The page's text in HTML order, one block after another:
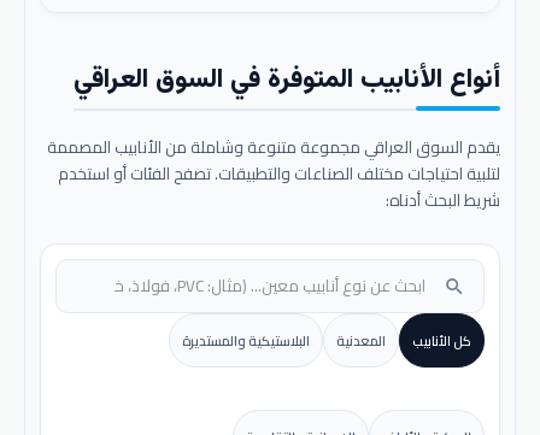
أنواع الأنابيب المتوفرة في السوق العراقي
يقدم السوق العراقي مجموعة متنوعة وشاملة من الأنابيب المصممة
لتلبية احتياجات مختلف الصناعات والتطبيقات. تصفح الفئات أو استخدم
شريط البحث أدناه:
search
كل الأنابيب المعدنية البلاستيكية والمستديرة